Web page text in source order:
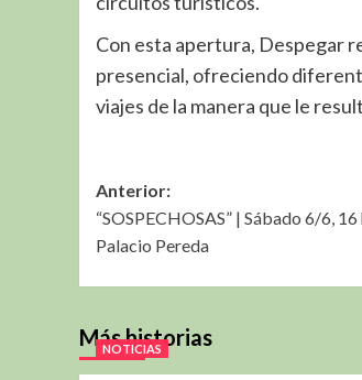
Con esta apertura, Despegar
presencial, ofreciendo
viajes de la manera que le
Navegación
de
entradas
Anterior:
“SOSPECHOSAS” | Sábado 6/6,
Palacio Pereda
Más historias
NOTICIAS